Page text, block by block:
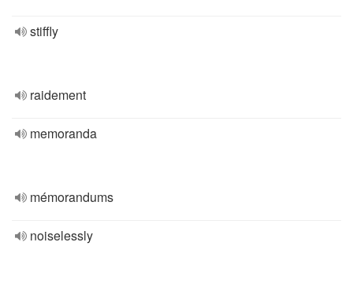
stiffly
raidement
memoranda
mémorandums
noiselessly